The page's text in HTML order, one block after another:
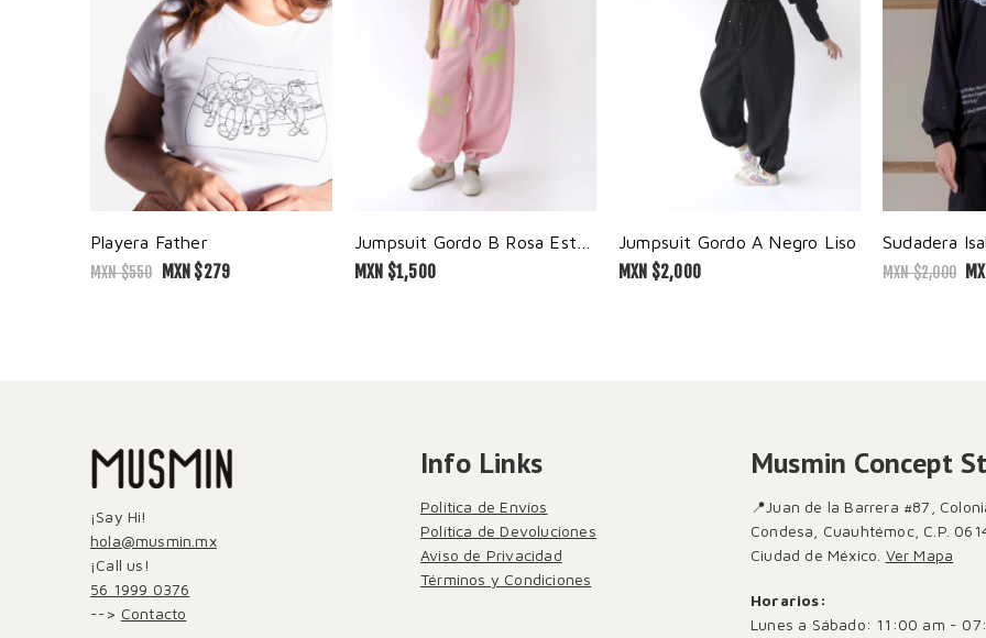
Playera Father
MXN $550 MXN $279 MXN $1,500
Jumpsuit Gordo A Negro Liso
MXN $2,000
Sudadera
MXN $2,000
¡Say Hi!
hola@musmin.mx
¡Call us!
56 1999 0376
--> Contacto
Info Links
Política de Envíos
Política de Devoluciones
Aviso de Privacidad
Términos y Condiciones
Musmin Concept
📍Juan de la Barrera #87,
Condesa, Cuauhtémoc, C.P.
Ciudad de México. Ver Mapa
Horarios:
Lunes a Sábado: 11:00 am -